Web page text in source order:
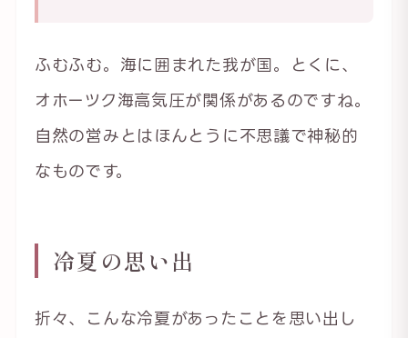
ふむふむ。海に囲まれた我が国。とくに、
オホーツク海高気圧が関係があるのですね。
自然の営みとはほんとうに不思議で神秘的
なものです。
冷夏の思い出
折々、こんな冷夏があったことを思い出し